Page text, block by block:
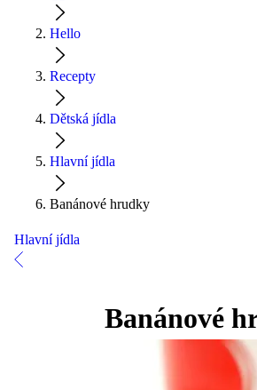
Hello
Recepty
Dětská jídla
Hlavní jídla
Banánové hrudky
Hlavní jídla
Banánové